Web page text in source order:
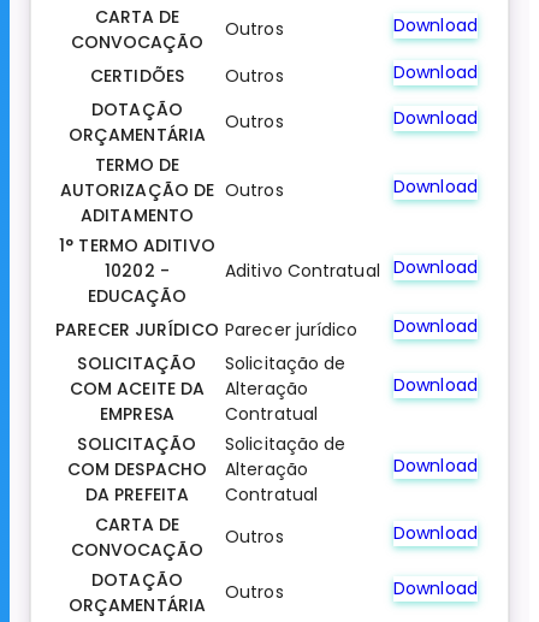
CARTA DE
CONVOCAÇÃO
Outros Download
CERTIDÕES Outros
Download
DOTAÇÃO
ORÇAMENTÁRIA
Outros
Download
TERMO DE
AUTORIZAÇÃO DE
ADITAMENTO
Outros Download
1° TERMO ADITIVO
10202 -
EDUCAÇÃO
Aditivo Contratual Download
PARECER JURÍDICO Parecer jurídico
Download
SOLICITAÇÃO
COM ACEITE DA
EMPRESA
Solicitação de
Alteração
Contratual
Download
SOLICITAÇÃO
COM DESPACHO
DA PREFEITA
Solicitação de
Alteração
Contratual
Download
CARTA DE
CONVOCAÇÃO
Outros
Download
DOTAÇÃO
ORÇAMENTÁRIA
Outros
Download